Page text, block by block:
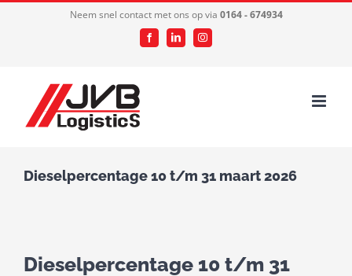
Neem snel contact met ons op via 0164 - 674934
FacebookLinkedInInstagram
Dieselpercentage 10 t/m 31 maart 2026
Dieselpercentage 10 t/m 31